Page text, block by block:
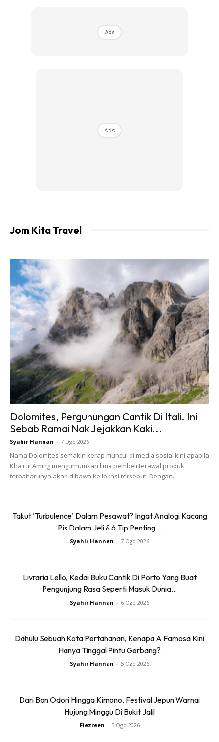
Cuma kalau pergi hari biasa, makanan dia tak sebanyak hari
minggu. Masa diberikan 1 jam setengah.
Caj seorang dewasa lebih kurang 369Baht/RM48
Google Maps : Narashi Shabu Halal Buffet, Narathiwat
Ads
Ads
Jom Kita Travel
Dolomites, Pergunungan Cantik Di Itali. Ini
Sebab Ramai Nak Jejakkan Kaki...
Syahir Hannan - 7 Ogo 2026
Nama Dolomites semakin kerap muncul di media sosial kini apabila
Khairul Aming mengumumkan lima pembeli terawal produk
terbaharunya akan dibawa ke lokasi tersebut. Dengan...
Takut ‘Turbulence’ Dalam Pesawat? Ingat Analogi Kacang
Pis Dalam Jeli & 6 Tip Penting...
Syahir Hannan - 7 Ogo 2026
Livraria Lello, Kedai Buku Cantik Di Porto Yang Buat
Pengunjung Rasa Seperti Masuk Dunia...
Syahir Hannan - 6 Ogo 2026
Dahulu Sebuah Kota Pertahanan, Kenapa A Famosa Kini
Hanya Tinggal Pintu Gerbang?
Syahir Hannan - 5 Ogo 2026
Dari Bon Odori Hingga Kimono, Festival Jepun Warnai
Hujung Minggu Di Bukit Jalil
Fiezreen - 5 Ogo 2026